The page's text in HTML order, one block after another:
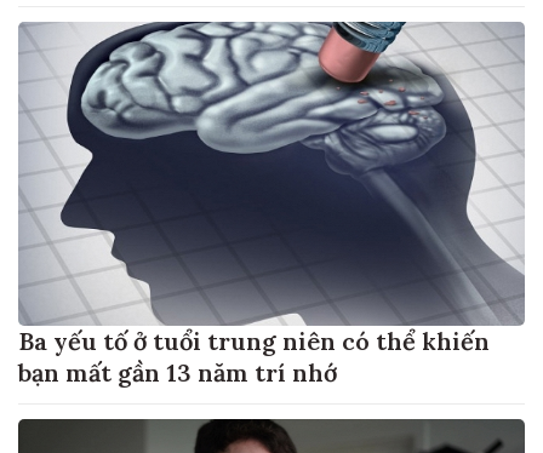
Ba yếu tố ở tuổi trung niên có thể khiến
bạn mất gần 13 năm trí nhớ